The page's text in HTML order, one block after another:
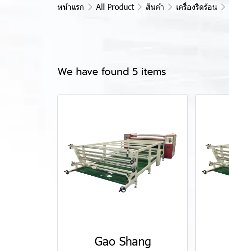
หน้าแรก All Product สินค้า เครื่องรีดร้อน
We have found 5 items
Gao Shang